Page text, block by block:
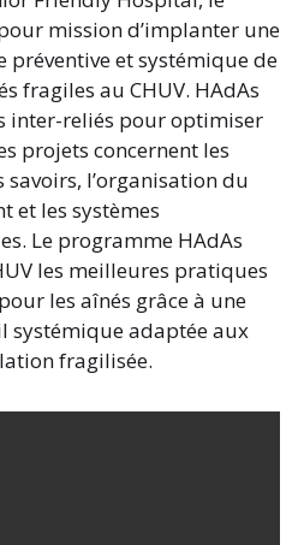
mission d’implanter une
et systémique de
fragiles au CHUV. HAdAs
inter-reliés pour optimiser
projets concernent les
savoirs, l’organisation du
et les systèmes
Le programme HAdAs
les meilleures pratiques
les aînés grâce à une
systémique adaptée aux
fragilisée.